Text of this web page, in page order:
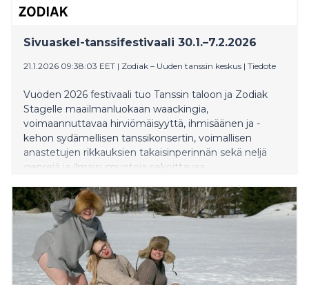
Sivuaskel-tanssifestivaali 30.1.–7.2.2026
21.1.2026 09:38:03 EET | Zodiak – Uuden tanssin keskus | Tiedote
Vuoden 2026 festivaali tuo Tanssin taloon ja Zodiak
Stagelle maailmanluokaan waackingia,
voimaannuttavaa hirviömäisyyttä, ihmisäänen ja -
kehon sydämellisen tanssikonsertin, voimallisen
anastetujen rikkauksien takaisinperinnän sekä neljä
genrejä ja ilmaisumuotoja sekoittavaa
vuosittain tuottama nykytanssifestivaali järjestetään
vuonna 2026 30. tammikuuta – 7. helmikuuta.